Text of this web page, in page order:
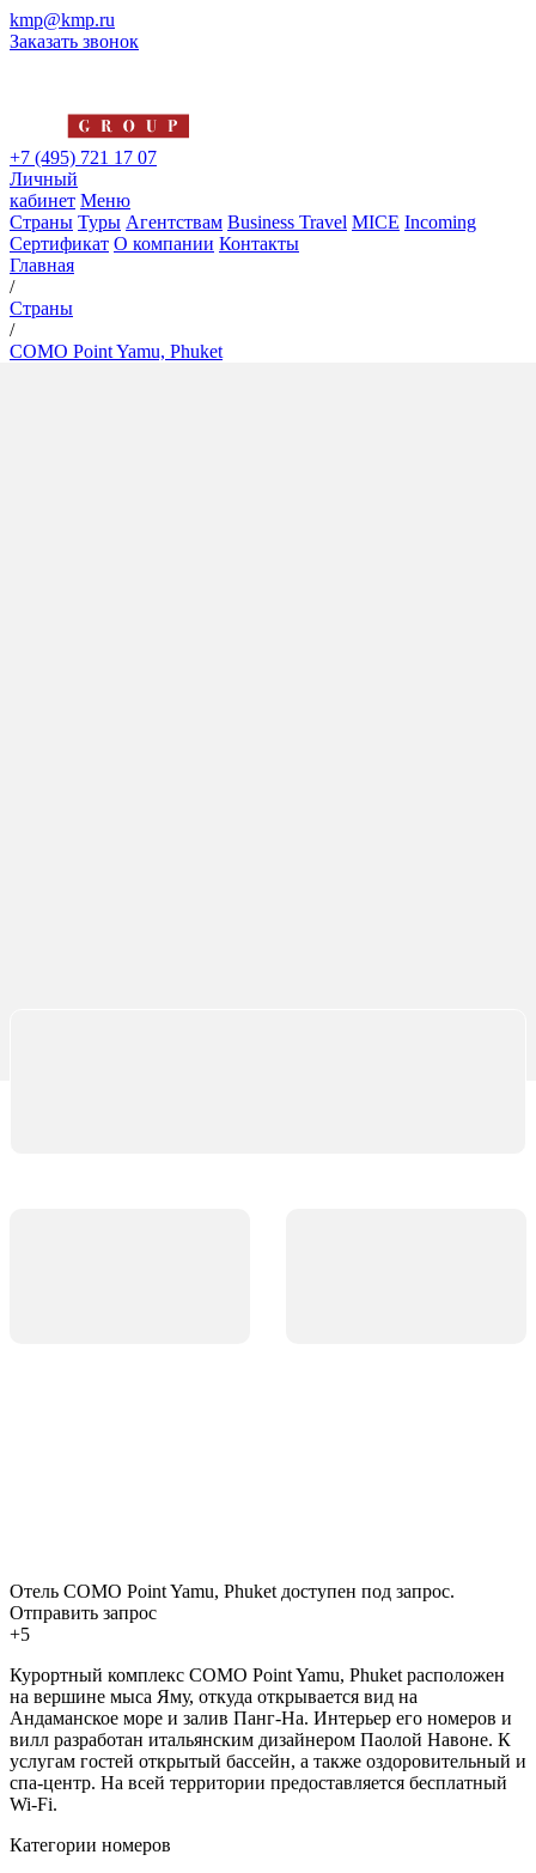
kmp@kmp.ru
Заказать звонок
+7 (495) 721 17 07
Личный
кабинет Меню
Страны Туры Агентствам Business Travel MICE Incoming
Сертификат О компании Контакты
Главная
/
Страны
/
COMO Point Yamu, Phuket
Отель COMO Point Yamu, Phuket доступен под запрос.
Отправить запрос
+5
Курортный комплекс COMO Point Yamu, Phuket расположен
на вершине мыса Яму, откуда открывается вид на
Андаманское море и залив Панг-На. Интерьер его номеров и
вилл разработан итальянским дизайнером Паолой Навоне. К
услугам гостей открытый бассейн, а также оздоровительный и
спа-центр. На всей территории предоставляется бесплатный
Wi-Fi.
Категории номеров